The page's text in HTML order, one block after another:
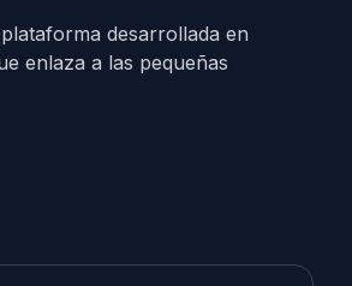
desarrollada en
enlaza a las pequeñas